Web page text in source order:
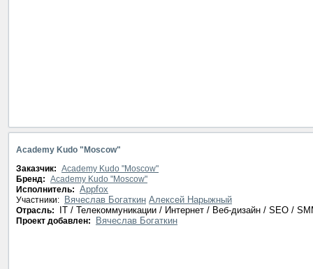
Academy Kudo "Moscow"
Заказчик: Academy Kudo "Moscow"
Бренд: Academy Kudo "Moscow"
Исполнитель: Appfox
Участники: Вячеслав Богаткин Алексей Нарыжный
Отрасль: IT / Телекоммуникации / Интернет / Веб-дизайн / SEO /
Проект добавлен: Вячеслав Богаткин